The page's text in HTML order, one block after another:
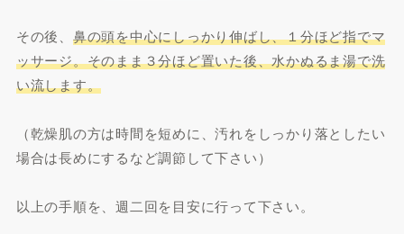
その後、 鼻の頭を中心にしっかり伸ばし、１分ほど指でマ
ッサージ。そのまま３分ほど置いた後、水かぬるま湯で洗
い流します。
（乾燥肌の方は時間を短めに、汚れをしっかり落としたい
場合は長めにするなど調節して下さい）
以上の手順を、週二回を目安に行って下さい。